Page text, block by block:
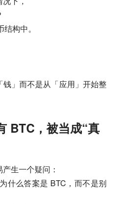
构中。
」而不是从「应用」开始整
BTC，被当成“真
生一个疑问：
什么答案是 BTC，而不是别